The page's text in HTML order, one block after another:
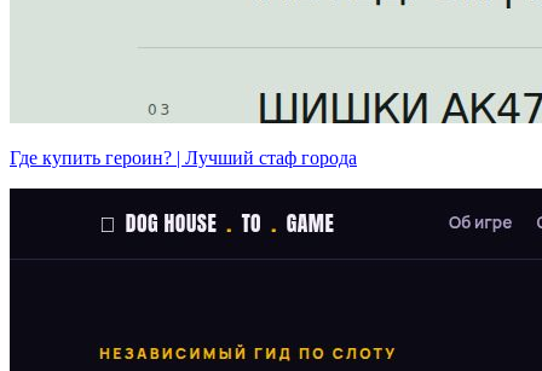
Где купить героин? | Лучший стаф города